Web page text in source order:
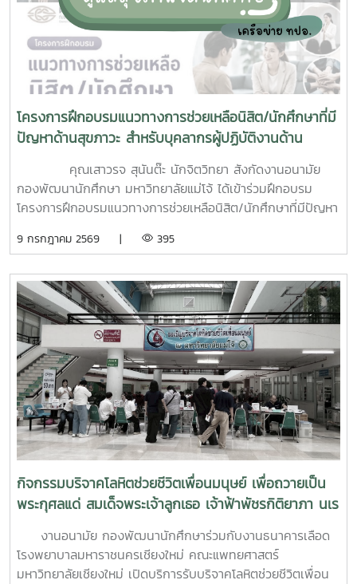
โครงการฝึกอบรมแนวทางการช่วยเหลือนิสิต/นักศึกษาที่มี
ปัญหาด้านสุขภาวะ สำหรับบุคลากรผู้ปฏิบัติงานด้าน
คุณเสาวรจ สุนันต๊ะ นักจิตวิทยา สังกัดงานอนามัย
กองพัฒนานักศึกษา มหาวิทยาลัยแม่โจ้ ได้เข้าร่วมฝึกอบรม
โครงการฝึกอบรมแนวทางการช่วยเหลือนิสิต/นักศึกษาที่มีปัญหา
ที่ 6–7 กรกฎาคม 2569 ณ ห้องบรรยาย ชั้น 1 กองพัฒนานิสิต
บุคลากรจากทั้งเครือข่าย ทปอ. และเครือข่ายสมาคมอุดมศึกษา
เอกชนแห่งประเทศไทย (สสอท.) การอบรมครั้งนี้มุ่งเน้นการ
พัฒนาองค์ความรู้และทักษะที่จำเป็นในการดูแลนิสิตนักศึกษา
ครอบคลุมตั้งแต่:ความรู้พื้นฐานด้านสุขภาพจิต: เรียนรู้แนวโน้ม
ปัญหา และปัจจัยเสี่ยงต่าง ๆ การคัดกรองและประเมินสุขภาพจิต
เบื้องต้น: ด้วยเครื่องมือมาตรฐาน เช่น DASS-21, PHQ-9 และ
ST-5 ทักษะการให้คำปรึกษาเบื้องต้น: อาทิ การฟังอย่างตั้งรับ
(Active Listening), ความเข้าใจใส่ใจ (Empathy) และการ
ปฐมพยาบาลทางจิตใจ (Psychological First Aid: PFA)
นอกจากนี้ ยังมีการเรียนรู้ระบบการดูแลและการส่งต่อกรณี
ฉุกเฉิน การทำงานร่วมกับผู้เชี่ยวชาญทางการแพทย์ ตลอดจน
การติดตามดูแลนิสิตอย่างต่อเนื่องสำหรับวันที่สองของการอบรม
มุ่งเน้นการจัดการสถานการณ์วิกฤตในมหาวิทยาลัย เช่น ภาวะ
เสี่ยงต่อการฆ่าตัวตาย การทำร้ายตนเอง ความรุนแรง และการก
ลั่นแกล้งทางไซเบอร์ (Cyberbullying) รวมถึงการออกแบบ
กิจกรรมเชิงป้องกันเพื่อสร้างความยืดหยุ่นทางใจ (Resilience)
9 กรกฎาคม 2569 | 395
กิจกรรมบริจาคโลหิตช่วยชีวิตเพื่อนมนุษย์ เพื่อถวายเป็น
พระกุศลแด่ สมเด็จพระเจ้าลูกเธอ เจ้าฟ้าพัชรกิติยาภา นเร
นทิราเทพยวดี กรมหลวงราช สาริณีสิริพัชร มหาวัชรราช
ธิดางานอนามัย กองพัฒนานักศึกษาร่วมกับงานธนาคารเลือด
โรงพยาบาลมหาราชนครเชียงใหม่ คณะแพทยศาสตร์
มหาวิทยาลัยเชียงใหม่ เปิดบริการรับบริจาคโลหิตช่วยชีวิตเพื่อน